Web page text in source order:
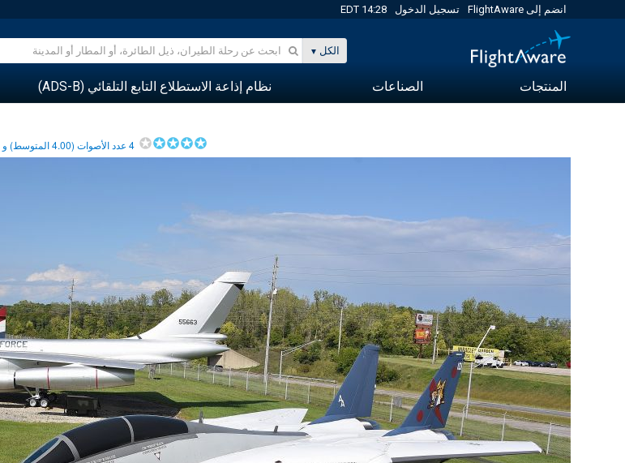
انضم إلى FlightAware تسجيل الدخول 14:28 EDT
الكل
المنتجات الصناعات نظام إذاعة الاستطلاع التابع التلقائي (ADS-B)
4عدد الأصوات (4.00المتوسط) و